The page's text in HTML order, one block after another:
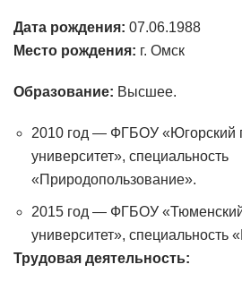
Дата рождения: 07.06.1988
Место рождения: г. Омск
Образование: Высшее.
2010 год — ФГБОУ «Югорский
университет», специальность
«Природопользование».
2015 год — ФГБОУ «Тюменский
университет», специальность
Трудовая деятельность: